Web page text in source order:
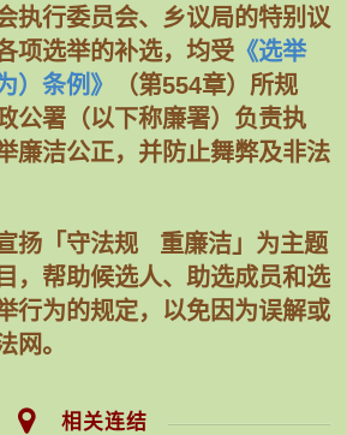
执行委员会、乡议局的特别议
项选举的补选，均受 《选举
）条例》
（第554章）所规
公署（以下称廉署）负责执
廉洁公正，并防止舞弊及非法
扬「守法规 重廉洁」为主题
，帮助候选人、助选成员和选
行为的规定，以免因为误解或
网。
相关连结